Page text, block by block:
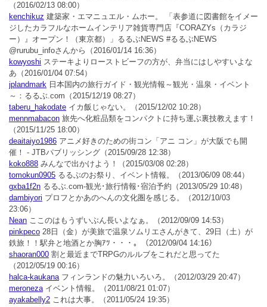
（2016/02/13 08:00）
kenchikuz 建築家・エマニュエル・ムホー。 「表参道に図書館をイメー
ジしたカラフルなホームインテリア雑貨専門店『CORAZYs（カラジ
ー）』オープン！（東京都）」るるぶNEWS #るるぶNEWS
@rurubu_infoさんから
（2016/01/14 16:36）
kowyoshi ステーキよりローストビーフの方が、弁当にはしやすいよな
あ （2016/01/04 07:54）
jplandmark 日本国内の旅行ガイド・観光情報～観光・温泉・イベント
～：るるぶ.com （2015/12/19 08:27）
taberu_hakodate イカ飯じゃない。
（2015/12/02 10:28）
mennmabacon 旅先へ化粧品類をコンパクトに持ち運ぶ裏技教えます！
（2015/11/25 18:00）
deaitaiyo1986 アニメ好きのための街コン「アニ コン」が大阪でも開
催！ - JTBパブリッシング （2015/09/28 12:38）
koko888 みんなで出かけよう！
（2015/03/08 02:28）
tomokun0905 るるぶのお祭り、イベント情報。
（2013/06/09 08:44）
gxba1f2n るるぶ.com-観光･旅行情報･宿泊予約 （2013/05/29 10:48）
dambiyori プロフとかあのへんの文化圏を感じる。
（2012/10/03
23:06）
Nean ここのはもうずいぶん長いよなぁ。
（2012/09/09 14:53）
pinkpeco 28日（金）が美旅で温泉ソムリエさんがきて、29日（土）が
鉄旅！！駅弁と地酒とか胸ｱﾂ・・・。
（2012/09/04 14:16）
shaoran000 割と最近までTRPGのルルブをこれだと思ってた
（2012/05/19 00:16）
halca-kaukanaフィンランドの魅力いろいろ。
（2012/03/29 20:47）
meronezaイベント情報。
（2011/08/21 01:07）
ayakabelly2 これは大事。
（2011/05/24 19:35）